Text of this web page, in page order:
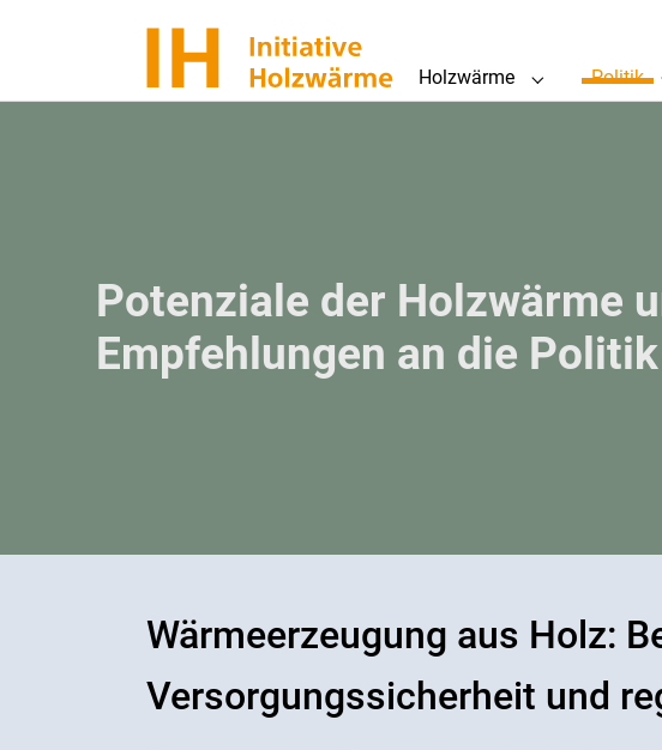
main
Holzwärme
Submenu for
Politik
Potenziale der Holzwärme
Empfehlungen an die Politik
Wärmeerzeugung aus Holz:
Versorgungssicherheit und